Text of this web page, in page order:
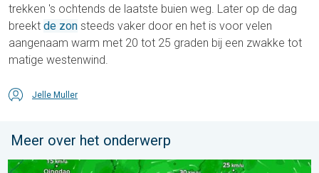
trekken 's ochtends de laatste buien weg. Later op de dag
breekt de zon steeds vaker door en het is voor velen
aangenaam warm met 20 tot 25 graden bij een zwakke tot
matige westenwind.
Jelle Muller
Meer over het onderwerp
Tyfoon Dolphin op weg naar Japan. Veel regen en wind. . .